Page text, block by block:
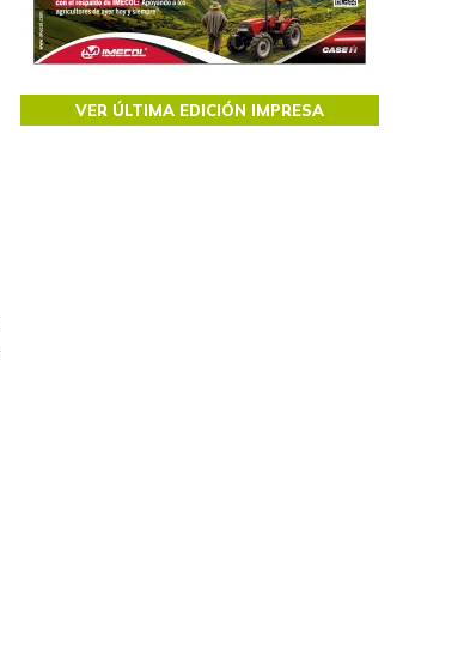
VER ÚLTIMA EDICIÓN IMPRESA